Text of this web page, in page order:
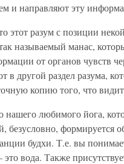
и направляют эту
этот разум с позиции
называемый манас,
от органов чувств
в другой раздел разума,
копию того, что
нашего любимого йога,
безусловно, формируется
будхи. Т.е. вы
вода. Также